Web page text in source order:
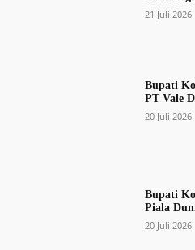
21 Juli 2026
Bupati
PT Vale
20 Juli 2026
Bupati
Piala
20 Juli 2026